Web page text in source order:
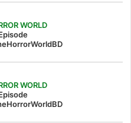
WORLD
WORLD